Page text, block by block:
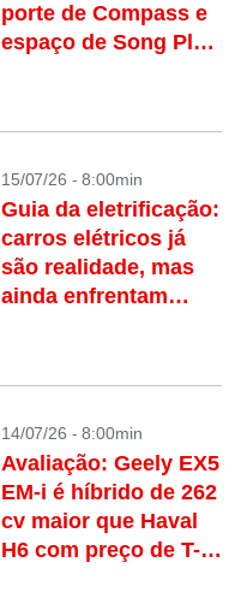
porte de Compass e
espaço de Song Plus
15/07/26 - 8:00min
Guia da eletrificação:
carros elétricos já
são realidade, mas
ainda enfrentam
14/07/26 - 8:00min
Avaliação: Geely EX5
EM-i é híbrido de 262
cv maior que Haval
H6 com preço de T-